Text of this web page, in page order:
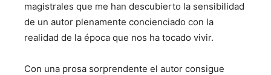
magistrales que me han descubierto la sensibilidad
de un autor plenamente concienciado con la
realidad de la época que nos ha tocado vivir.
Con una prosa sorprendente el autor consigue